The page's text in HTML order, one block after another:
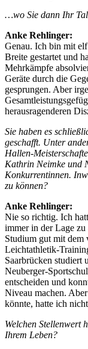
…wo Sie dann Ihr
Anke Rehlinger:
Genau. Ich bin mit
Breite gestartet und
Mehrkämpfe
Geräte durch die
gesprungen. Aber
herausragenderen
Sie haben es
geschafft. Unter
Hallen-
Kathrin Neimke und
Konkurrentinnen.
zu können?
Anke Rehlinger:
Nie so richtig. Ich
immer in der Lage zu
Studium gut mit dem
Leichtathletik-
Saarbrücken studiert
Neuberger-
entscheiden und
Niveau machen.
könnte, hatte ich
Welchen Stellenwert
Ihrem Leben?